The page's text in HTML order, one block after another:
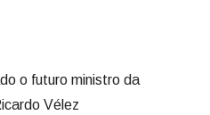
o futuro ministro da
Vélez